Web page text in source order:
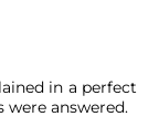
in a perfect
were answered.